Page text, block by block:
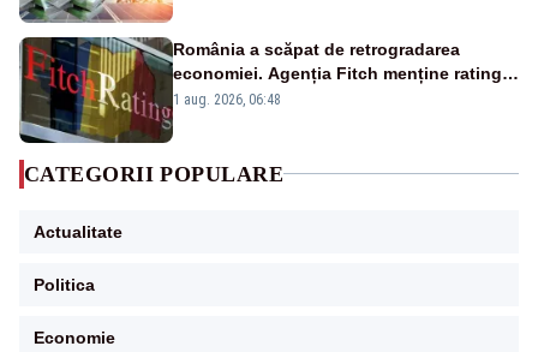
România a scăpat de retrogradarea
economiei. Agenția Fitch menține ratingul
„BBB-” cu perspectivă negativă
1 aug. 2026, 06:48
CATEGORII POPULARE
Actualitate
Politica
Economie